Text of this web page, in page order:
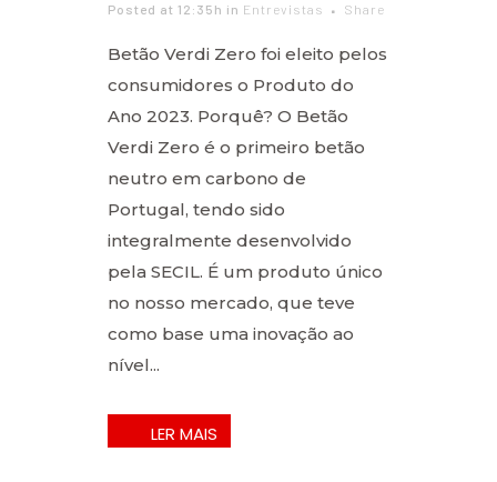
Posted at 12:35h in Entrevistas Share
Betão Verdi Zero foi eleito pelos
consumidores o Produto do
Ano 2023. Porquê? O Betão
Verdi Zero é o primeiro betão
neutro em carbono de
Portugal, tendo sido
integralmente desenvolvido
pela SECIL. É um produto único
no nosso mercado, que teve
como base uma inovação ao
nível...